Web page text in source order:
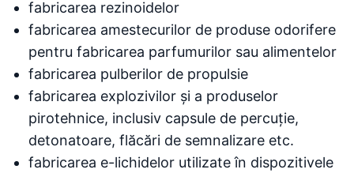
fabricarea rezinoidelor
fabricarea amestecurilor de produse odorifere
pentru fabricarea parfumurilor sau alimentelor
fabricarea pulberilor de propulsie
fabricarea explozivilor și a produselor
pirotehnice, inclusiv capsule de percuție,
detonatoare, flăcări de semnalizare etc.
fabricarea e-lichidelor utilizate în dispozitivele